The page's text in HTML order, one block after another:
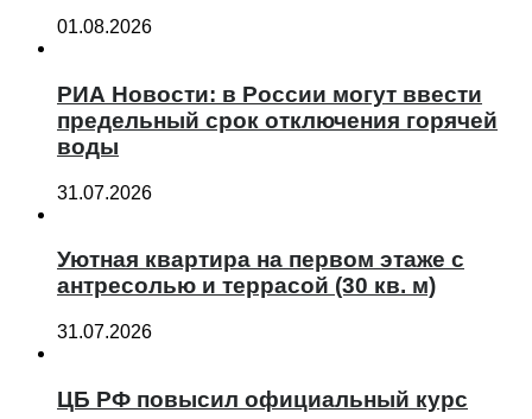
01.08.2026
РИА Новости: в России могут ввести
предельный срок отключения горячей
воды
31.07.2026
Уютная квартира на первом этаже с
антресолью и террасой (30 кв. м)
31.07.2026
ЦБ РФ повысил официальный курс